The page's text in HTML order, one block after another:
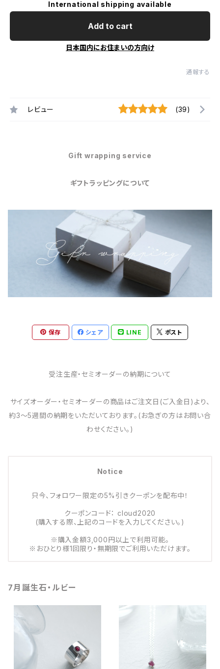
International shipping available
Add to cart
日本国内にお住まいの方向け
通報する
レビュー (39)
Gift wrapping service
ギフトラッピングについて
保存 シェア LINE ポスト
受注生産・セミオーダーの納期について
サイズオーダー・セミオーダーの商品はご注文日(ご入金日)より、
約3～5週間の納期をいただいております。(お急ぎの方はお問い合
わせください。)
Notice
只今、フォロワー限定の5%引きクーポンを配布中！
クーポンコード： cloud2020
(購入する際、上記のコードを入力してください。)
※購入金額3,000円以上で利用可能。
※おひとり様1回限り・無期限でご利用いただけます。
7月誕生石・ルビー